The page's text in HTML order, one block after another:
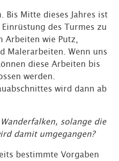
Bis Mitte dieses Jahres ist
des Turmes zu
Arbeiten wie Putz,
Malerarbeiten. Wenn uns
diese Arbeiten bis
werden.
wird dann ab
solange die
damit umgegangen?
bestimmte Vorgaben